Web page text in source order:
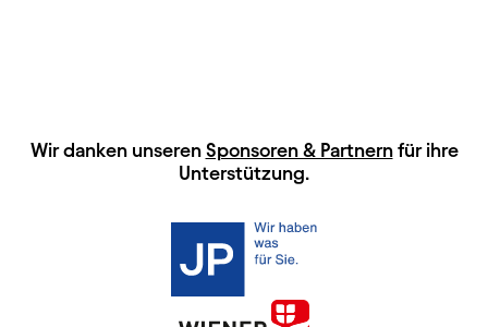
HAUPTSPONSOREN
Wir danken unseren Sponsoren & Partnernfür ihre
Unterstützung.